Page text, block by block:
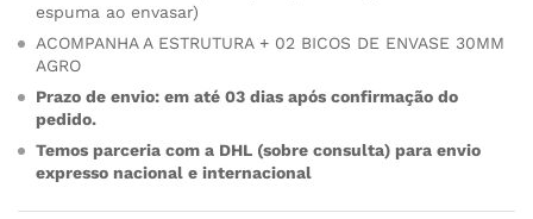
espuma ao envasar)
ACOMPANHA A ESTRUTURA + 02 BICOS DE ENVASE 30MM
AGRO
Prazo de envio: em até 03 dias após confirmação do
pedido.
Temos parceria com a DHL (sobre consulta) para envio
expresso nacional e internacional